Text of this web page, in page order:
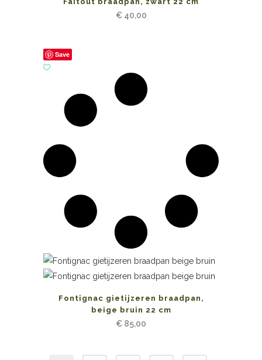
€40,00
Save
Fontignac gietijzeren braadpan,
beige bruin 22 cm
€ 85,00